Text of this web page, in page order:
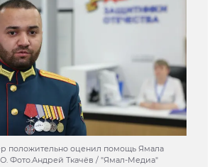
положительно оценил помощь Ямала
Фото.Андрей Ткачёв / "Ямал-Медиа"